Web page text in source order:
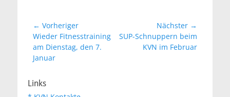
Beitragsnavigation
← Vorheriger
Vorheriger
Beitrag:
Wieder Fitnesstraining
am Dienstag, den 7.
Januar
Nächster →
Nächster
SUP-Schnuppern beim
KVN im Februar
Links